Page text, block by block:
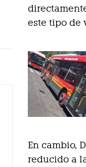
este tipo de
En cambio,
reducido a